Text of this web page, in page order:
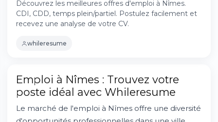
Découvrez les meilleures offres d'emploi à Nîmes.
CDI, CDD, temps plein/partiel. Postulez facilement et
recevez une analyse de votre CV.
whileresume
Emploi à Nîmes : Trouvez votre
poste idéal avec Whileresume
Le marché de l'emploi à Nîmes offre une diversité